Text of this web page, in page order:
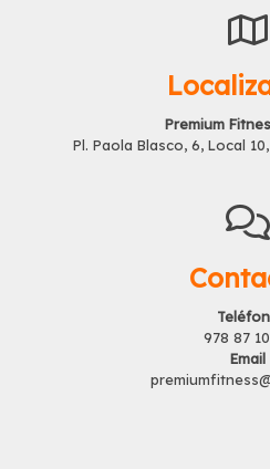
Premium
Pl. Paola Blasco, 6, Local
978 87
Email